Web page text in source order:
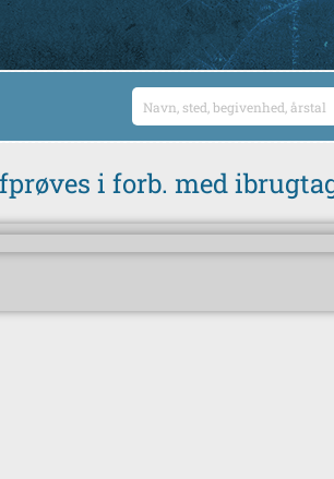
i forb. med